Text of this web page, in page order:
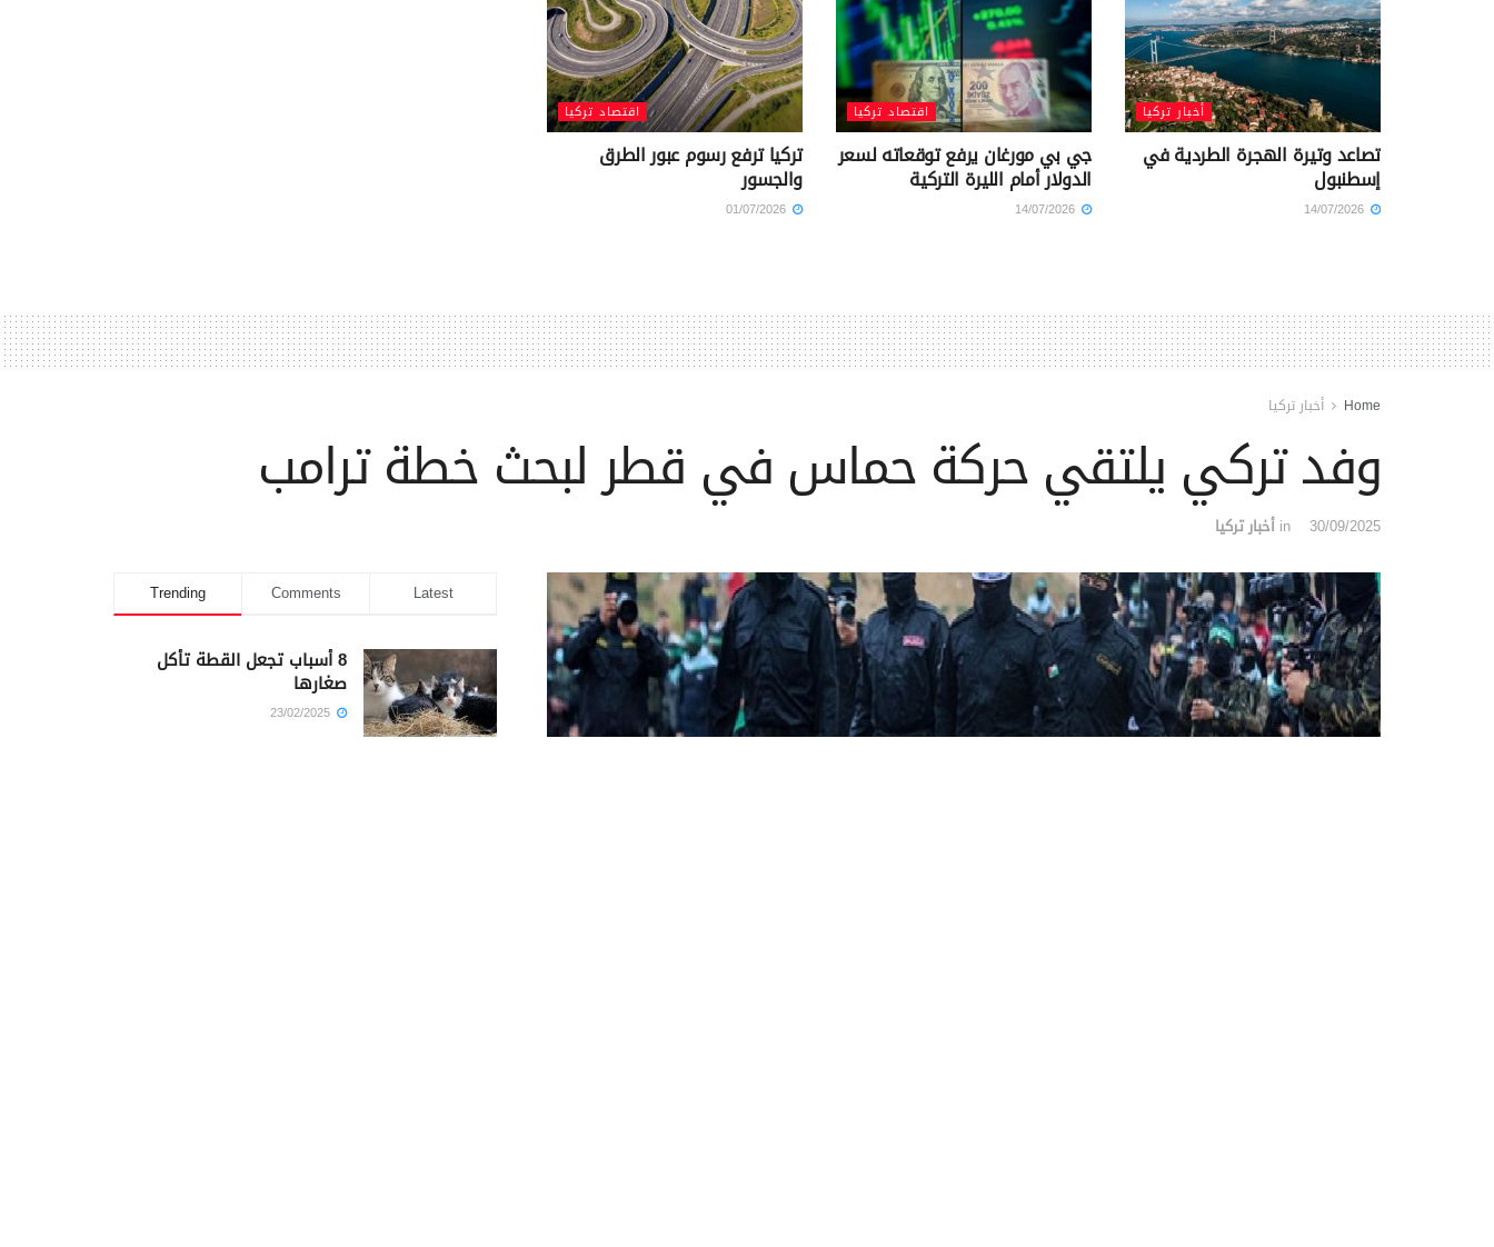
أخبار تركيا
تصاعد وتيرة الهجرة الطردية في
إسطنبول
اقتصاد تركيا
جي بي مورغان يرفع توقعاته لسعر
الدولار أمام الليرة التركية
اقتصاد تركيا
تركيا ترفع رسوم عبور الطرق
والجسور
Home أخبار تركيا
وفد تركي يلتقي حركة حماس في قطر لبحث خطة ترامب
30/09/2025
in أخبار تركيا
Trending Comments Latest
8 أسباب تجعل القطة تأكل
صغارها